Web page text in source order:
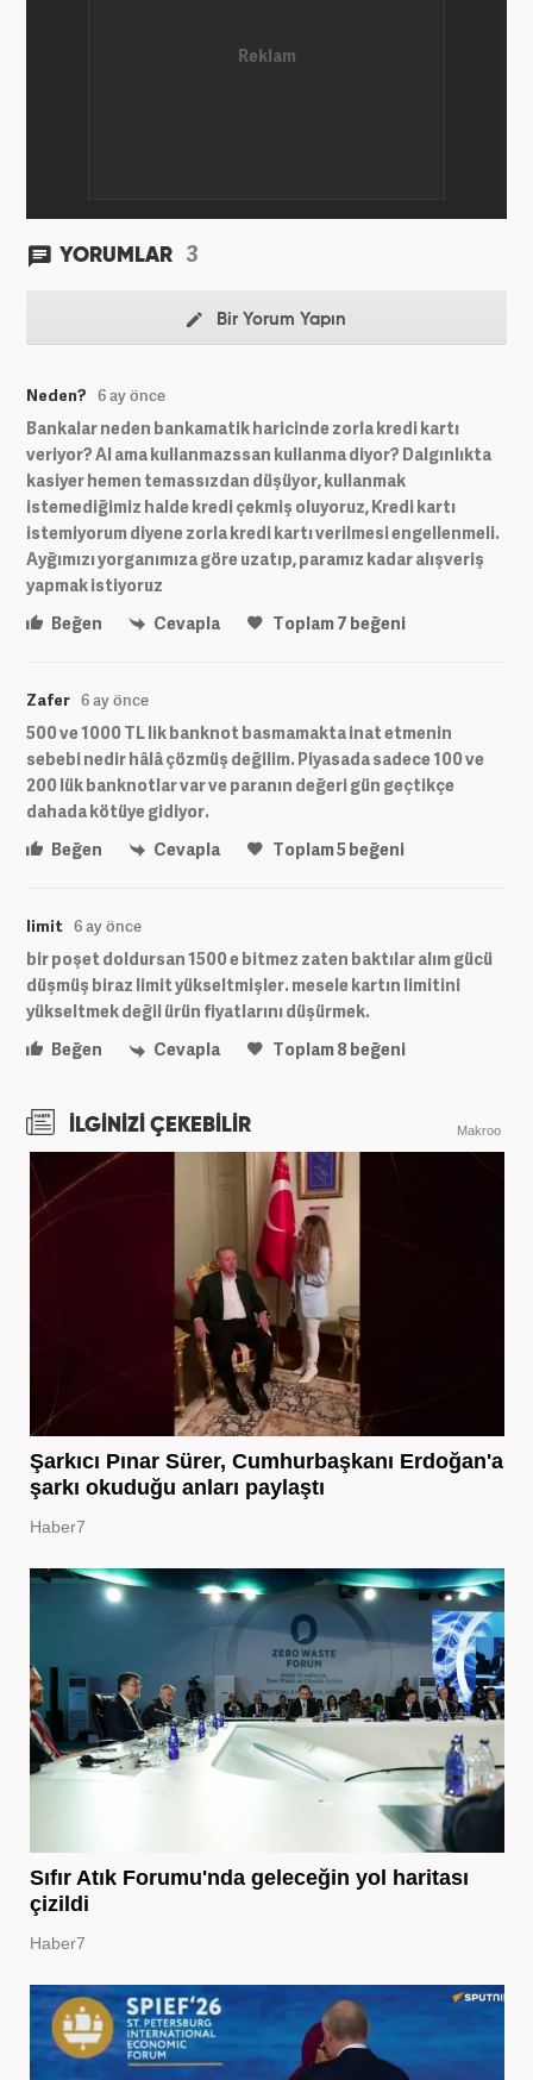
YORUMLAR 3
Bir Yorum Yapın
Neden? 6 ay önce
Bankalar neden bankamatik haricinde zorla kredi kartı
veriyor? Al ama kullanmazssan kullanma diyor? Dalgınlıkta
kasiyer hemen temassızdan düşüyor, kullanmak
istemediğimiz halde kredi çekmiş oluyoruz, Kredi kartı
istemiyorum diyene zorla kredi kartı verilmesi engellenmeli.
Ayğımızı yorganımıza göre uzatıp, paramız kadar alışveriş
yapmak istiyoruz
Beğen
Cevapla Toplam7 beğeni
Zafer 6 ay önce
500 ve 1000 TL lik banknot basmamakta inat etmenin
sebebi nedir hâlâ çözmüş değilim. Piyasada sadece 100 ve
200 lük banknotlar var ve paranın değeri gün geçtikçe
dahada kötüye gidiyor.
Beğen
Cevapla Toplam5beğeni
limit 6 ay önce
bir poşet doldursan 1500 e bitmez zaten baktılar alım gücü
düşmüş biraz limit yükseltmişler. mesele kartın limitini
yükseltmek değil ürün fiyatlarını düşürmek.
Beğen
Cevapla Toplam8beğeni
İLGİNİZİ ÇEKEBİLİR Makroo
Şarkıcı Pınar Sürer, Cumhurbaşkanı Erdoğan'a
şarkı okuduğu anları paylaştı
Haber7
Sıfır Atık Forumu'nda geleceğin yol haritası
çizildi
Haber7